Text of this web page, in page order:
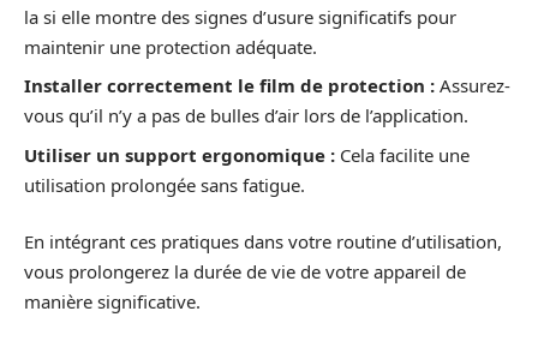
la si elle montre des signes d’usure significatifs pour
maintenir une protection adéquate.
Installer correctement le film de protection : Assurez-
vous qu’il n’y a pas de bulles d’air lors de l’application.
Utiliser un support ergonomique : Cela facilite une
utilisation prolongée sans fatigue.
En intégrant ces pratiques dans votre routine d’utilisation,
vous prolongerez la durée de vie de votre appareil de
manière significative.